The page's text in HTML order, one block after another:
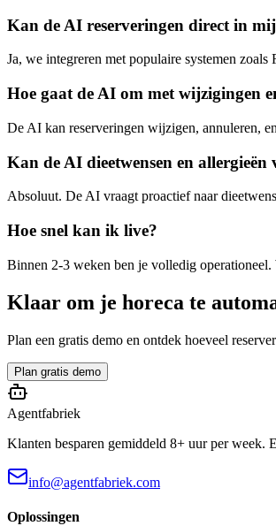
Kan de AI reserveringen direct in
Ja, we integreren met populaire systemen
Hoe gaat de AI om met wijzigingen
De AI kan reserveringen wijzigen, annuleren,
Kan de AI dieetwensen en allergieën
Absoluut. De AI vraagt proactief naar
Hoe snel kan ik live?
Binnen 2-3 weken ben je volledig
Klaar om je horeca te
Plan een gratis demo en ontdek hoeveel
Plan gratis demo
Agentfabriek
Klanten besparen gemiddeld 8+ uur per week.
info@agentfabriek.com
Oplossingen